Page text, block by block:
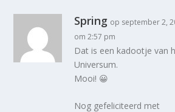
Spring op september 2,
om 2:57 pm
Dat is een kadootje van
Universum.
Mooi! 😀
Nog gefeliciteerd met